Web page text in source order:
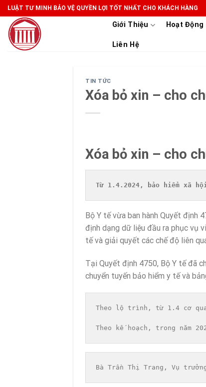
Skip
to
content
LUẬT TƯ MINH BẢO VỆ QUYỀN LỢI TỐT NHẤT CHO KHÁCH HÀNG
Giới Thiệu Hoạt Động
Liên Hệ
TIN TỨC
Xóa bỏ xin – cho
Xóa bỏ xin – cho
Từ 1.4.2024, bảo hiểm xã
Bộ Y tế vừa ban hành Quyết định
định dạng dữ liệu đầu ra phục vụ
tế và giải quyết các chế độ liên
Tại Quyết định 4750, Bộ Y tế đã
chuyển tuyến bảo hiểm y tế và
Theo lộ trình, từ 1.4 cơ
Theo kế hoạch, trong năm
Bà Trần Thị Trang, Vụ